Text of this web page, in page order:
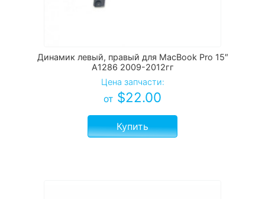
Динамик левый, правый для MacBook Pro 15″
A1286 2009-2012гг
Цена запчасти:
от $22.00
Купить